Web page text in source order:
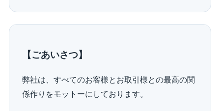
【ごあいさつ】
弊社は、すべてのお客様とお取引様との最高の関
係作りをモットーにしております。